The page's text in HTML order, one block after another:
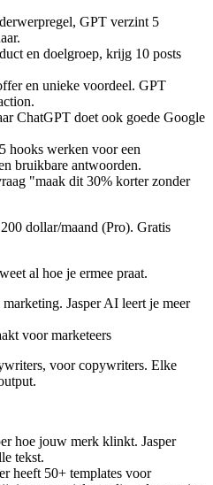
GPT verzint 5
en doelgroep, krijg 10 posts
en unieke voordeel. GPT
ChatGPT doet ook goede Google
hooks werken voor een
bruikbare antwoorden.
"maak dit 30% korter zonder
dollar/maand (Pro). Gratis
al hoe je ermee praat.
Jasper AI leert je meer
voor marketeers
voor copywriters. Elke
hoe jouw merk klinkt. Jasper
tekst.
heeft 50+ templates voor